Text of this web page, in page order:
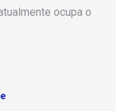
ocupa o